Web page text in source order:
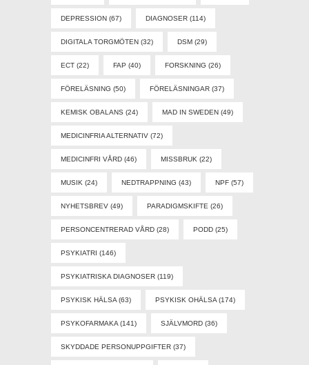
DEPRESSION (67) DIAGNOSER (114)
DIGITALA TORGMÖTEN (32) DSM (29)
ECT (22) FAP (40) FORSKNING (26)
FÖRELÄSNING (50) FÖRELÄSNINGAR (37)
KEMISK OBALANS (24) MAD IN SWEDEN (49)
MEDICINFRIA ALTERNATIV (72)
MEDICINFRI VÅRD (46) MISSBRUK (22)
MUSIK (24) NEDTRAPPNING (43) NPF (57)
NYHETSBREV (49) PARADIGMSKIFTE (26)
PERSONCENTRERAD VÅRD (28) PODD (25)
PSYKIATRI (146)
PSYKIATRISKA DIAGNOSER (119)
PSYKISK HÄLSA (63) PSYKISK OHÄLSA (174)
PSYKOFARMAKA (141) SJÄLVMORD (36)
SKYDDADE PERSONUPPGIFTER (37)